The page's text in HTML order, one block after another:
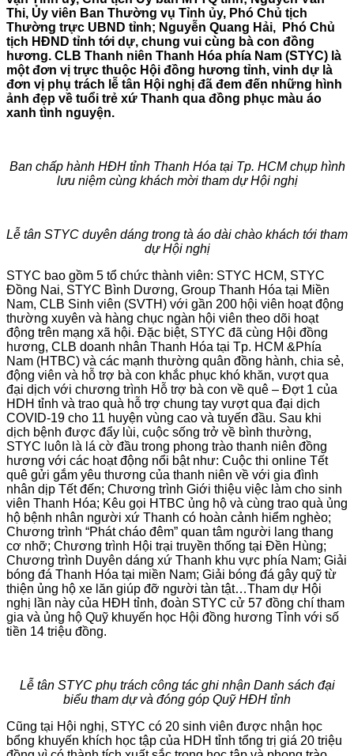
Thi, Ủy viên Ban Thường vụ Tỉnh ủy, Phó Chủ tịch
Thường trực UBND tỉnh; Nguyễn Quang Hải, Phó Chủ
tịch HĐND tỉnh tới dự, chung vui cùng bà con đồng
hương. CLB Thanh niên Thanh Hóa phía Nam (STYC) là
một đơn vị trực thuộc Hội đồng hương tỉnh, vinh dự là
đơn vị phụ trách lễ tân Hội nghị đã đem đến những hình
ảnh đẹp về tuổi trẻ xứ Thanh qua đồng phục màu áo
xanh tình nguyện.
Ban chấp hành HĐH tỉnh Thanh Hóa tại Tp. HCM chụp hình
lưu niệm cùng khách mời tham dự Hội nghị
Lễ tân STYC duyên dáng trong tà áo dài chào khách tới tham
dự Hội nghị
STYC bao gồm 5 tổ chức thành viên: STYC HCM, STYC
Đồng Nai, STYC Bình Dương, Group Thanh Hóa tại Miền
Nam, CLB Sinh viên (SVTH) với gần 200 hội viên hoạt động
thường xuyên và hàng chục ngàn hội viên theo dõi hoạt
động trên mạng xã hội. Đặc biệt, STYC đã cùng Hội đồng
hương, CLB doanh nhân Thanh Hóa tại Tp. HCM &Phía
Nam (HTBC) và các mạnh thường quân đồng hành, chia sẻ,
động viên và hỗ trợ bà con khắc phục khó khăn, vượt qua
đại dịch với chương trình Hỗ trợ bà con về quê – Đợt 1 của
HDH tỉnh và trao quà hỗ trợ chung tay vượt qua đại dịch
COVID-19 cho 11 huyện vùng cao và tuyến đầu. Sau khi
dịch bệnh được đẩy lùi, cuộc sống trở về bình thường,
STYC luôn là lá cờ đầu trong phong trào thanh niên đồng
hương với các hoạt động nổi bật như: Cuộc thi online Tết
quê gửi gắm yêu thương của thanh niên về với gia đình
nhân dịp Tết đến; Chương trình Giới thiệu việc làm cho sinh
viên Thanh Hóa; Kêu gọi HTBC ủng hộ và cùng trao quà ủng
hộ bệnh nhân người xứ Thanh có hoàn cảnh hiểm nghèo;
Chương trình “Phát cháo đêm” quan tâm người lang thang
cơ nhỡ; Chương trình Hội trại truyền thống tại Đền Hùng;
Chương trình Duyên dáng xứ Thanh khu vực phía Nam; Giải
bóng đá Thanh Hóa tại miền Nam; Giải bóng đá gây quỹ từ
thiện ủng hộ xe lăn giúp đỡ người tàn tật…Tham dự Hội
nghị lần này của HĐH tỉnh, đoàn STYC cử 57 đồng chí tham
gia và ủng hộ Quỹ khuyến học Hội đồng hương Tỉnh với số
tiền 14 triệu đồng.
Lễ tân STYC phụ trách công tác ghi nhận Danh sách đại
biểu tham dự và đóng góp Quỹ HĐH tỉnh
Cũng tại Hội nghị, STYC có 20 sinh viên được nhận học
bổng khuyến khích học tập của HDH tỉnh tổng trị giá 20 triệu